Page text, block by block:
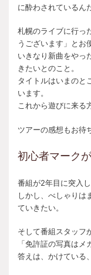
に酔わされているん
札幌のライブに行っ
うございます」とお
いきなり新曲をやっ
きたいとのこと。
タイトルはいまのと
います。
これから遊びに来る
ツアーの感想もお待
初心者マーク
番組が2年目に突入
しかし、べしゃりは
ていきたい。
そして番組スタッフ
「免許証の写真はメ
答えは、かけている